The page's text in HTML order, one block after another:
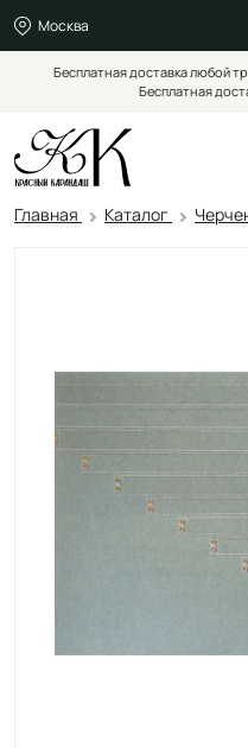
Москва
Бесплатная доставка любой
Бесплатная
Главная Каталог